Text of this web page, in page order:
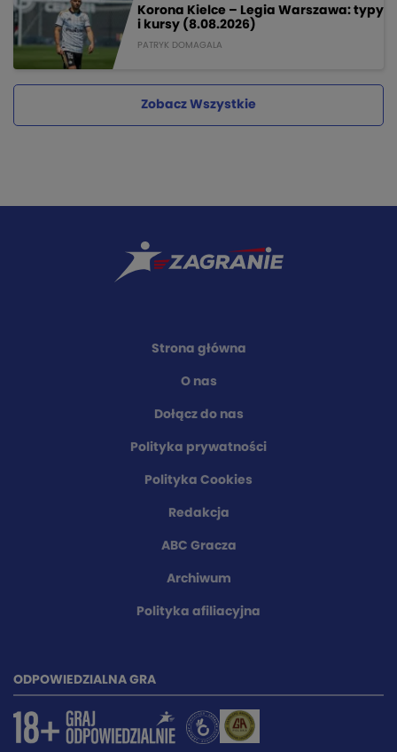
Korona Kielce – Legia Warszawa: typy
i kursy (8.08.2026)
PATRYK DOMAGALA
Zobacz Wszystkie
Strona główna
O nas
Dołącz do nas
Polityka prywatności
Polityka Cookies
Redakcja
ABC Gracza
Archiwum
Polityka afiliacyjna
ODPOWIEDZIALNA GRA